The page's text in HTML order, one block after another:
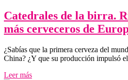
Catedrales de la birra.
más cerveceros de
¿Sabías que la primera cerveza del
China? ¿Y que su producción impulsó
Leer más